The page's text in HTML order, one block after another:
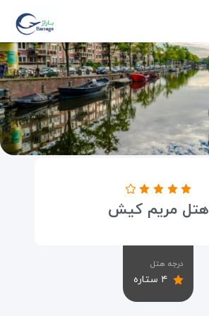
اقامتگاه ها هتل مریم کیش
هتل مریم کیش
درجه هتل